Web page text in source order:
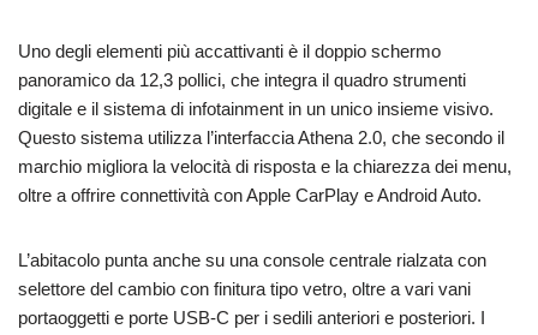
Uno degli elementi più accattivanti è il doppio schermo
panoramico da 12,3 pollici, che integra il quadro strumenti
digitale e il sistema di infotainment in un unico insieme visivo.
Questo sistema utilizza l’interfaccia Athena 2.0, che secondo il
marchio migliora la velocità di risposta e la chiarezza dei menu,
oltre a offrire connettività con Apple CarPlay e Android Auto.
L’abitacolo punta anche su una console centrale rialzata con
selettore del cambio con finitura tipo vetro, oltre a vari vani
portaoggetti e porte USB-C per i sedili anteriori e posteriori. I